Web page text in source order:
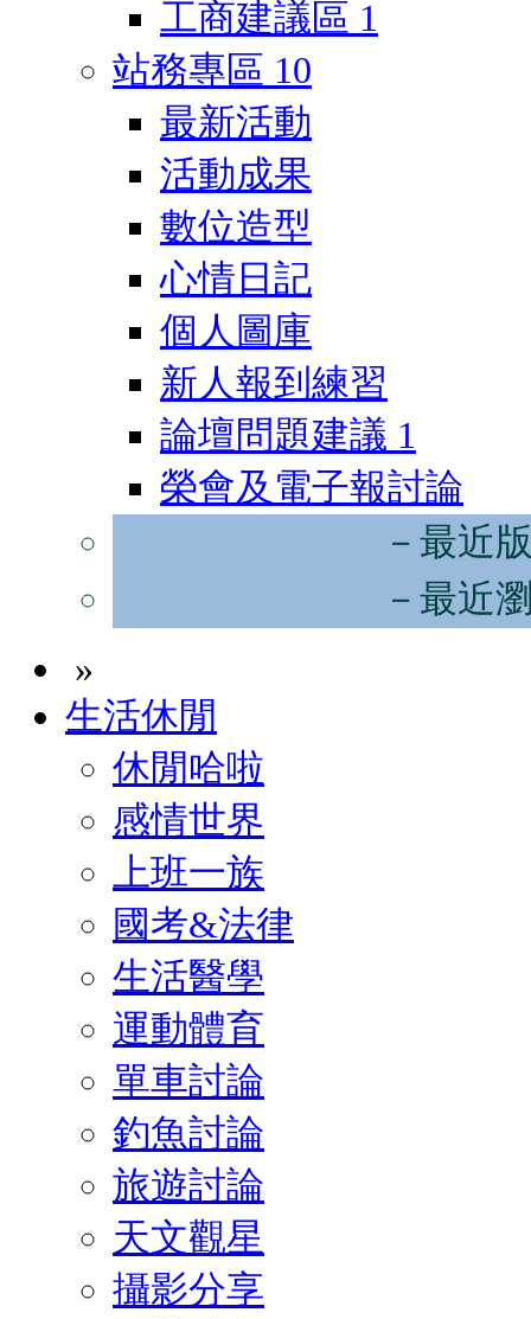
工商建議區 1
站務專區 10
最新活動
活動成果
數位造型
心情日記
個人圖庫
新人報到練習
論壇問題建議 1
榮會及電子報討論
－最近
－最近
»
生活休閒
休閒哈啦
感情世界
上班一族
國考&法律
生活醫學
運動體育
單車討論
釣魚討論
旅遊討論
天文觀星
攝影分享